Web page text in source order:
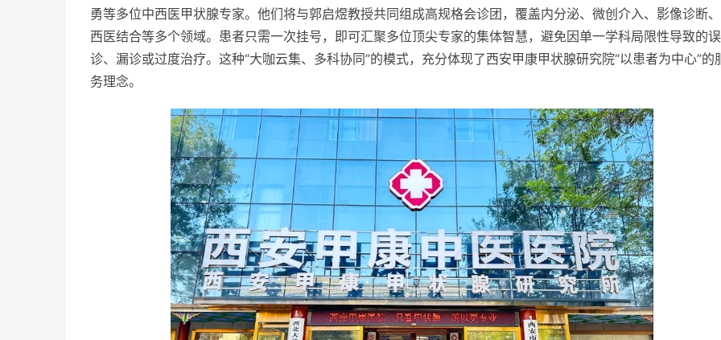
勇等多位中西医甲状腺专家。他们将与郭启煜教授共同组成高规格会诊团，覆盖内分泌、 微创介入、影像诊断
西医结合等多个领域。患者只需一次挂号，即可汇聚多位顶尖专家的集体智慧，避免因单一学科局限性导致的误
诊、漏诊或过度治疗。这种“大咖云集、多科协同”的模式，充分体现了西安甲康甲状腺研究院“以患者为中心”的
务理念。